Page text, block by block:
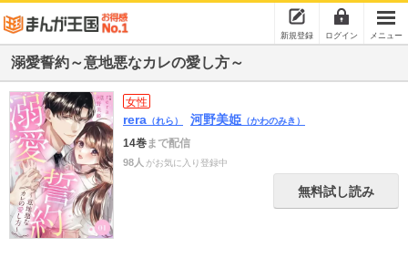
新規登録 ログイン メニュー
溺愛誓約～意地悪なカレの愛し方～
女性
rera （れら） 河野美姫 （かわのみき）
14巻まで配信
98人 がお気に入り登録中
無料試し読み